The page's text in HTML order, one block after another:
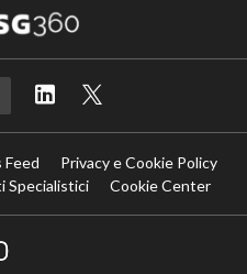
Feed
Privacy e Cookie Policy
Specialistici
Cookie Center